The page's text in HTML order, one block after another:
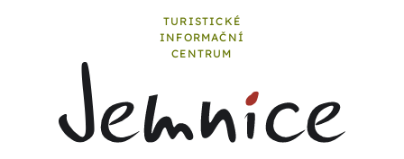
TURISTICKÉ
INFORMAČNÍ
CENTRUM